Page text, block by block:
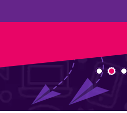
trouve au TOP ! Bon boulot !
merci à vous deux et longue